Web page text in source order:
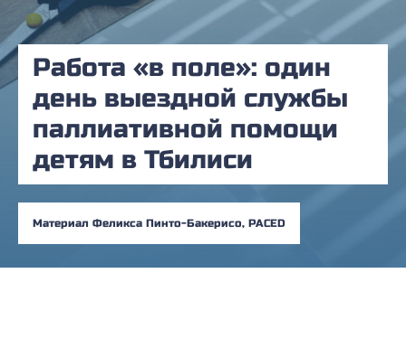
Работа «в поле»: один
день выездной службы
паллиативной помощи
детям в Тбилиси
Материал Феликса Пинто-Бакерисо, PACED